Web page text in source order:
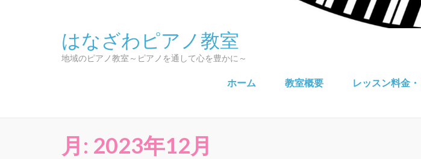
はなざわピアノ教室
地域のピアノ教室～ピアノを通して心を豊かに～
ホーム 教室概要 レッスン料金
月: 2023年12月